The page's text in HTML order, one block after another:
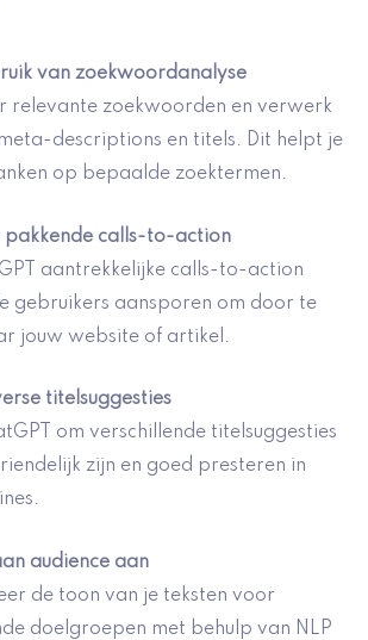
van zoekwoordanalyse
relevante zoekwoorden en verwerk
descriptions en titels. Dit helpt je
op bepaalde zoektermen.
pakkende calls-to-action
aantrekkelijke calls-to-action
gebruikers aansporen om door te
jouw website of artikel.
titelsuggesties
om verschillende titelsuggesties
zijn en goed presteren in
audience aan
de toon van je teksten voor
doelgroepen met behulp van NLP